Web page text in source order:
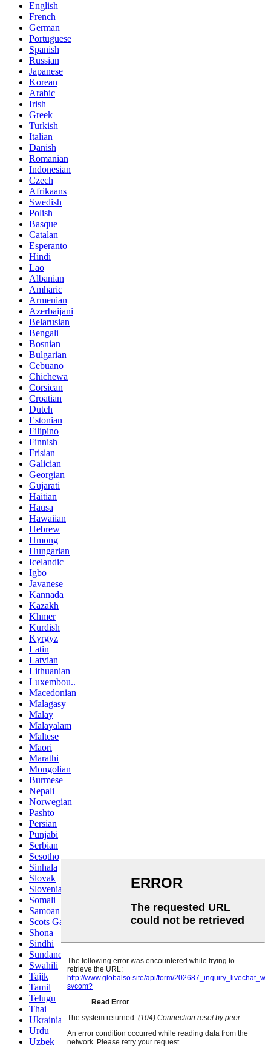
English
French
German
Portuguese
Spanish
Russian
Japanese
Korean
Arabic
Irish
Greek
Turkish
Italian
Danish
Romanian
Indonesian
Czech
Afrikaans
Swedish
Polish
Basque
Catalan
Esperanto
Hindi
Lao
Albanian
Amharic
Armenian
Azerbaijani
Belarusian
Bengali
Bosnian
Bulgarian
Cebuano
Chichewa
Corsican
Croatian
Dutch
Estonian
Filipino
Finnish
Frisian
Galician
Georgian
Gujarati
Haitian
Hausa
Hawaiian
Hebrew
Hmong
Hungarian
Icelandic
Igbo
Javanese
Kannada
Kazakh
Khmer
Kurdish
Kyrgyz
Latin
Latvian
Lithuanian
Luxembou..
Macedonian
Malagasy
Malay
Malayalam
Maltese
Maori
Marathi
Mongolian
Burmese
Nepali
Norwegian
Pashto
Persian
Punjabi
Serbian
Sesotho
Sinhala
Slovak
Slovenian
Somali
Samoan
Scots Gaelic
Shona
Sindhi
Sundanese
Swahili
Tajik
Tamil
Telugu
Thai
Ukrainian
Urdu
Uzbek